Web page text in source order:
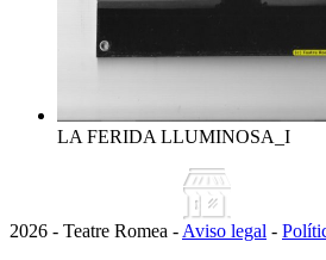
LA FERIDA LLUMINOSA_I
2026 - Teatre Romea - Aviso legal -